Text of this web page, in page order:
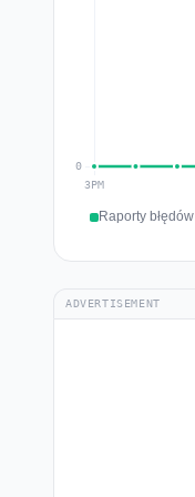
Raporty błędów
ADVERTISEMENT